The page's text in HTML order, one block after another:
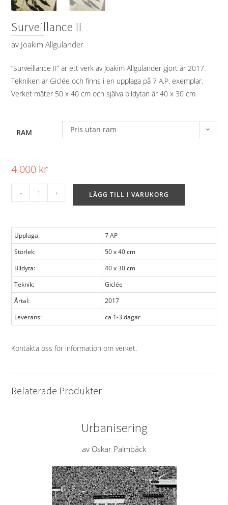
Surveillance II
av Joakim Allgulander
”Surveillance II” är ett verk av Joakim Allgulander gjort år 2017.
Tekniken är Giclée och finns i en upplaga på 7 A.P. exemplar.
Verket mäter 50 x 40 cm och själva bildytan är 40 x 30 cm.
RAM Pris utan ram
4.000 kr
- + LÄGG TILL I VARUKORG
Upplaga:
7 AP
Storlek:
50 x 40 cm
Bildyta:
40 x 30 cm
Teknik:
Giclée
Årtal:
2017
Leverans:
ca 1-3 dagar
Kontakta oss för information om verket.
Relaterade Produkter
Urbanisering
av Oskar Palmbäck